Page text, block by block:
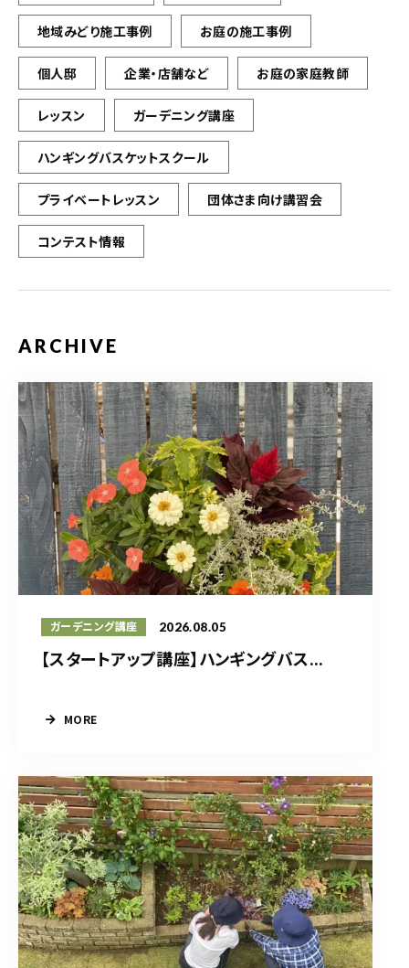
地域みどり施工事例 お庭の施工事例
個人邸 企業・店舗など お庭の家庭教師
レッスン ガーデニング講座
ハンギングバスケットスクール
プライベートレッスン 団体さま向け講習会
コンテスト情報
ARCHIVE
ガーデニング講座 2026.08.05
【スタートアップ講座】ハンギングバス...
MORE